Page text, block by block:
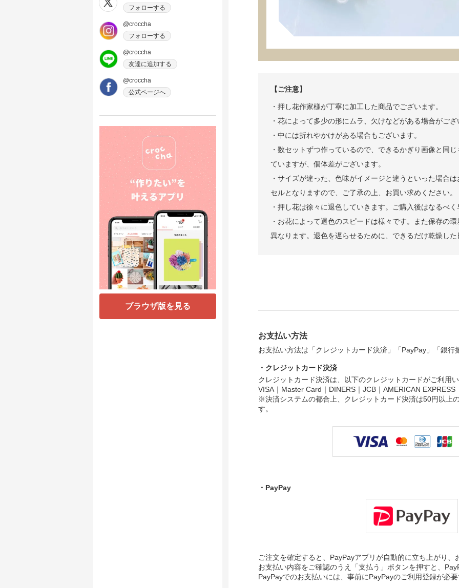
フォローする
@croccha
フォローする
@croccha
友達に追加する
@croccha
公式ページへ
ブラウザ版を見る
【ご注意】
・押し花作家様が丁寧に加工した商品でございます。
・花によって多少の形にムラ、欠けなどがある場合がご
・中には折れやかけがある場合もございます。
・数セットずつ作っているので、できるかぎり画像と同
ていますが、個体差がございます。
・サイズが違った、色味がイメージと違うといった場合
セルとなりますので、ご了承の上、お買い求めください。
・押し花は徐々に退色していきます。ご購入後はなるべ
・お花によって退色のスピードは様々です。また保存の
異なります。退色を遅らせるために、できるだけ乾燥し
お支払い方法
お支払い方法は「クレジットカード決済」「PayPay」「銀行
・クレジットカード決済
クレジットカード決済は、以下のクレジットカードがご利用
VISA｜Master Card｜DINERS｜JCB｜AMERICAN EXPRESS
※決済システムの都合上、クレジットカード決済は50円以上
す。
・PayPay
ご注文を確定すると、PayPayアプリが自動的に立ち上がり、
お支払い内容をご確認のうえ「支払う」ボタンを押すと、
PayPayでのお支払いには、事前にPayPayのご利用登録が必